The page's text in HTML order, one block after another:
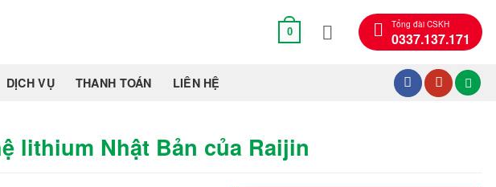
0
Tổng đài CSKH
0337.137.171
DỊCH VỤ THANH TOÁN LIÊN HỆ
lithium Nhật Bản của Raijin